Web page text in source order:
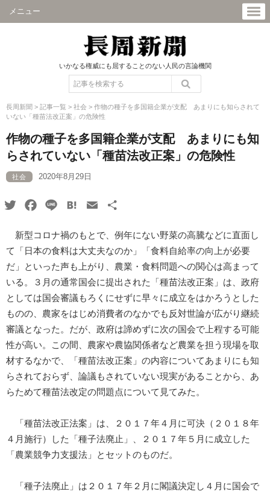
メニュー
いかなる権威にも屈することのない人民の言論機関
長周新聞 > 記事一覧 > 社会 > 作物の種子を多国籍企業が支配 あまりにも知らされて
いない「種苗法改正案」の危険性
作物の種子を多国籍企業が支配 あまりにも知
らされていない「種苗法改正案」の危険性
社会 2020年8月29日
TwitterFacebook
Line HatenaEmail
新型コロナ禍のもとで、例年にない野菜の高騰などに直面し
て「日本の食料は大丈夫なのか」「食料自給率の向上が必要
だ」といった声も上がり、農業・食料問題への関心は高まって
いる。３月の通常国会に提出された「種苗法改正案」は、政府
としては国会審議もろくにせずに早々に成立をはかろうとした
ものの、農家をはじめ消費者のなかでも反対世論が広がり継続
審議となった。だが、政府は諦めずに次の国会で上程する可能
性が高い。この間、農家や農協関係者など農業を担う現場を取
材するなかで、「種苗法改正案」の内容についてあまりにも知
らされておらず、論議もされていない現実があることから、あ
らためて種苗法改定の問題点について見てみた。
「種苗法改正法案」は、２０１７年４月に可決（２０１８年
４月施行）した「種子法廃止」、２０１７年５月に成立した
「農業競争力支援法」とセットのものだ。
「種子法廃止」は２０１７年２月に閣議決定し４月に国会で